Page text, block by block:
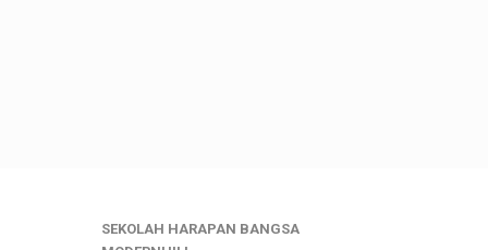
SEKOLAH HARAPAN BANGSA